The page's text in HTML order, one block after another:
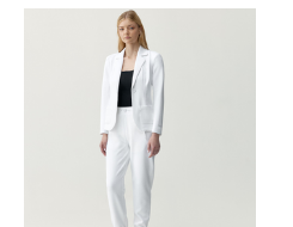
Articles du carrousel de